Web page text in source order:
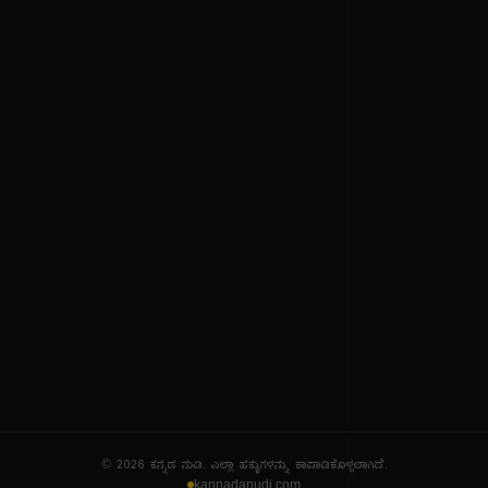
© 2026 ಕನ್ನಡ ನುಡಿ. ಎಲ್ಲಾ ಹಕ್ಕುಗಳನ್ನು ಕಾಪಾಡಿಕೊಳ್ಳಲಾಗಿದೆ.
kannadanudi.com